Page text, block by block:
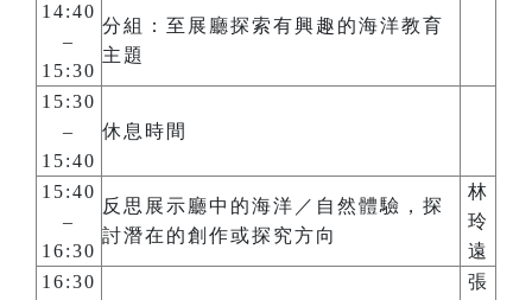
14:40
–
15:30
分組：至展廳探索有興趣的海洋教育
主題
15:30
–
15:40
休息時間
15:40
–
16:30
反思展示廳中的海洋／自然體驗，探
討潛在的創作或探究方向
林
玲
遠
16:30
張